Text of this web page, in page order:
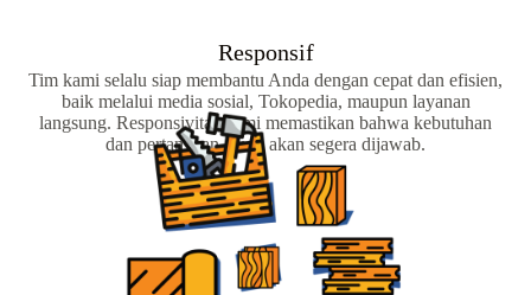
Responsif
Tim kami selalu siap membantu Anda dengan cepat dan efisien,
baik melalui media sosial, Tokopedia, maupun layanan
langsung. Responsivitas kami memastikan bahwa kebutuhan
dan pertanyaan Anda akan segera dijawab.